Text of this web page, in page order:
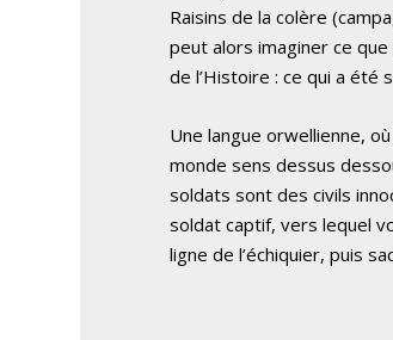
Raisins de la colère
peut alors imaginer ce
de l’Histoire : ce qui a été
Une langue orwellienne,
monde sens dessus
soldats sont des civils
soldat captif, vers lequel
ligne de l’échiquier, puis